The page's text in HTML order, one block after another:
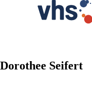
Dorothee Seifert